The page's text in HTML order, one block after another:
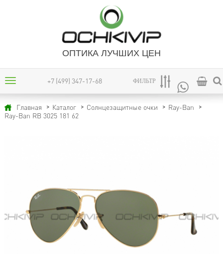
ОПТИКА ЛУЧШИХ ЦЕН
+7 (499) 347-17-68 ФИЛЬТР
Главная Каталог Солнцезащитные очки
Ray-Ban
Ray-Ban RB 3025 181 62